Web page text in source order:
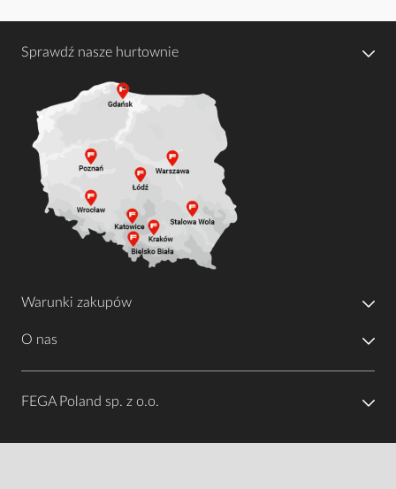
Sprawdź nasze hurtownie
Warunki zakupów
O nas
FEGA Poland sp. z o.o.